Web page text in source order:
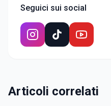
Seguici sui social
Articoli correlati